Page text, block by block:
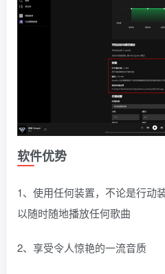
软件优势
1、使用任何装置，不论是行动
以随时随地播放任何歌曲
2、享受令人惊艳的一流音质